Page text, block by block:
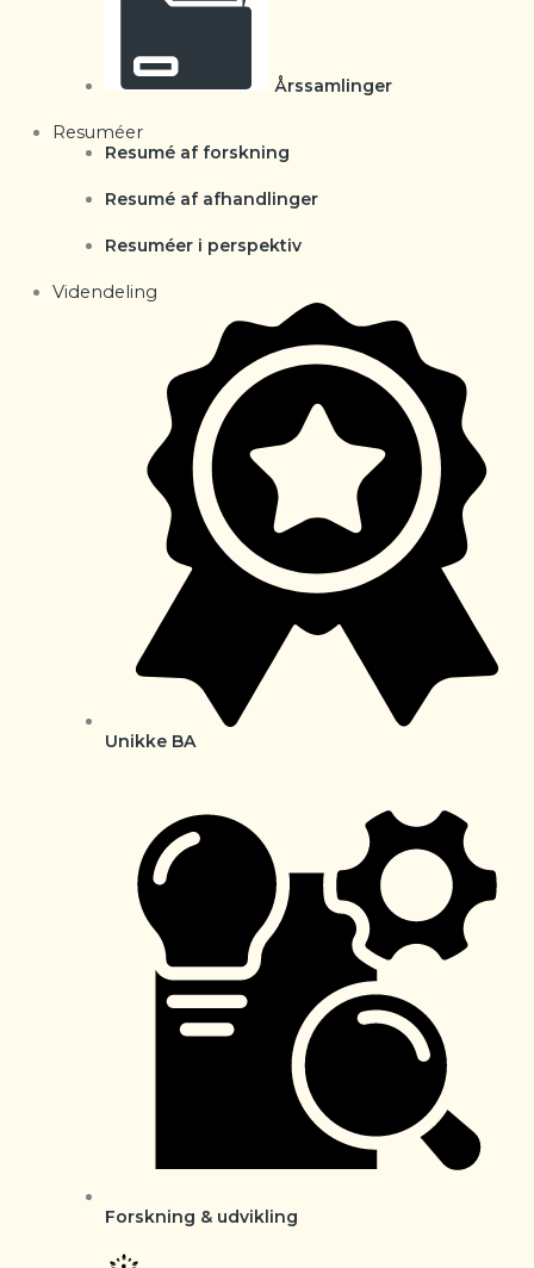
Årssamlinger
Resuméer
Resumé af forskning
Resumé af afhandlinger
Resuméer i perspektiv
Videndeling
Unikke BA
Forskning & udvikling